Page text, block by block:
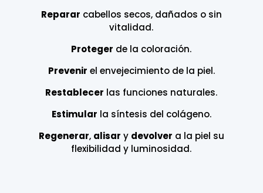
Reparar cabellos secos, dañados o sin
vitalidad.
Proteger de la coloración.
Prevenir el envejecimiento de la piel.
Restablecer las funciones naturales.
Estimular la síntesis del colágeno.
Regenerar, alisar y devolver a la piel su
flexibilidad y luminosidad.